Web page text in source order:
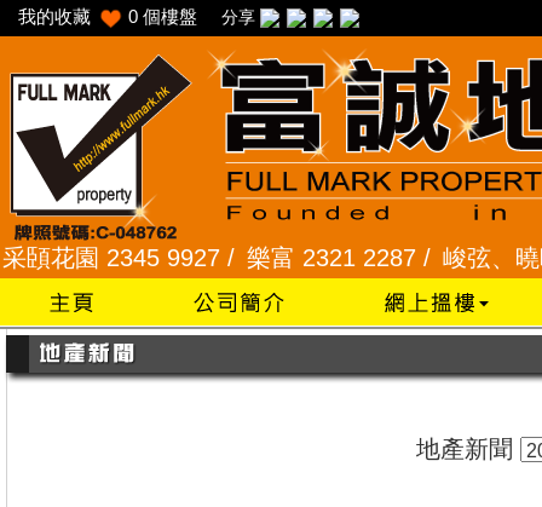
我的收藏 0 個樓盤 分享
2345 9927 / 樂富 2321 2287 / 峻弦、曉暉花
地產新聞